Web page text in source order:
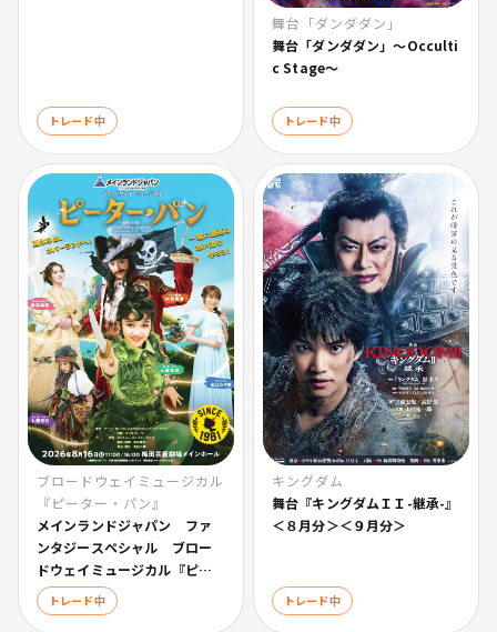
トレード中
舞台「ダンダダン」
舞台「ダンダダン」〜Occulti
c Stage〜
トレード中
ブロードウェイミュージカル
『ピーター・パン』
メインランドジャパン ファ
ンタジースペシャル ブロー
ドウェイミュージカル『ピー
ター・パン』【大阪公演】
トレード中
キングダム
舞台『キングダムＩＩ-継承-』
＜８月分＞＜９月分＞
トレード中